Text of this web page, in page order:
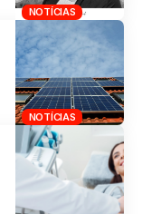
NOTÍCIAS
NOTÍCIAS